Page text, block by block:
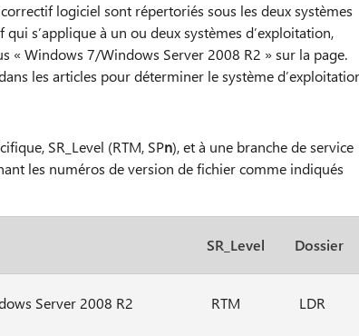
logiciel sont répertoriés sous les deux systèmes
s’applique à un ou deux systèmes d’exploitation,
« Windows 7/Windows Server 2008 R2 » sur la page.
les articles pour déterminer le système
SR_Level (RTM, SPn), et à une branche de service
les numéros de version de fichier comme indiqués
SR_Level Dossier
Server 2008 R2 RTM LDR